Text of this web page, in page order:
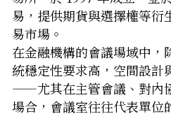
易 ，提供期貨與選擇權等
易市場。
在金融機構的會議場域中，
統穩定性要求高，空間設計
——尤其在主管會議、對內
場合，會議室往往代表單位